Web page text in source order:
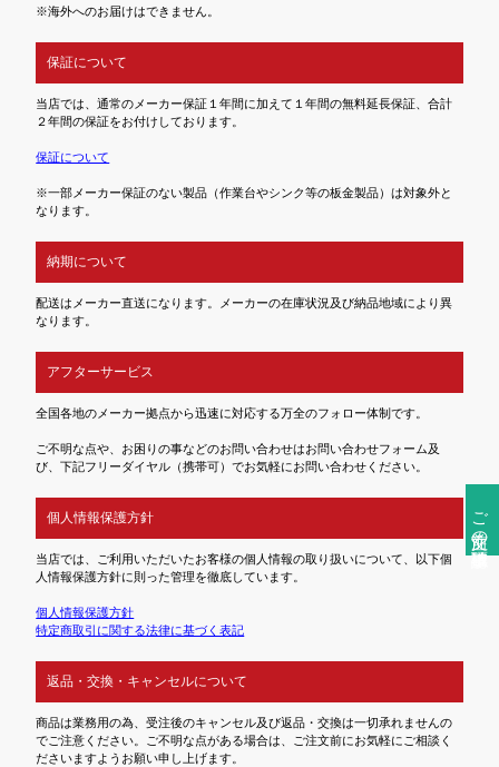
ご注文前の確認事項
※海外へのお届けはできません。
保証について
当店では、通常のメーカー保証１年間に加えて１年間の無料延長保証、合計
２年間の保証をお付けしております。
保証について
※一部メーカー保証のない製品（作業台やシンク等の板金製品）は対象外と
なります。
納期について
配送はメーカー直送になります。メーカーの在庫状況及び納品地域により異
なります。
アフターサービス
全国各地のメーカー拠点から迅速に対応する万全のフォロー体制です。
ご不明な点や、お困りの事などのお問い合わせはお問い合わせフォーム及
び、下記フリーダイヤル（携帯可）でお気軽にお問い合わせください。
個人情報保護方針
当店では、ご利用いただいたお客様の個人情報の取り扱いについて、以下個
人情報保護方針に則った管理を徹底しています。
個人情報保護方針
特定商取引に関する法律に基づく表記
返品・交換・キャンセルについて
商品は業務用の為、受注後のキャンセル及び返品・交換は一切承れませんの
でご注意ください。ご不明な点がある場合は、ご注文前にお気軽にご相談く
ださいますようお願い申し上げます。